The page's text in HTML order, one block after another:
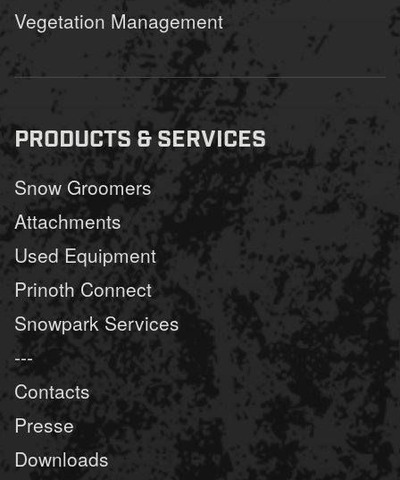
Vegetation Management
PRODUCTS & SERVICES
Snow Groomers
Attachments
Used Equipment
Prinoth Connect
Snowpark Services
---
Contacts
Presse
Downloads